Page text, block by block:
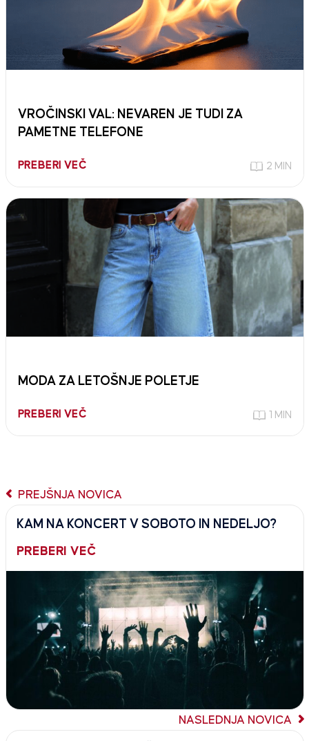
VROČINSKI VAL: NEVAREN JE TUDI ZA
PAMETNE TELEFONE
PREBERI VEČ 2 MIN
MODA ZA LETOŠNJE POLETJE
PREBERI VEČ 1 MIN
PREJŠNJA NOVICA
KAM NA KONCERT V SOBOTO IN NEDELJO?
PREBERI VEČ
NASLEDNJA NOVICA